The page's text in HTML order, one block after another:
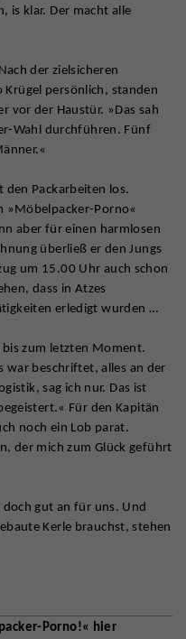
is klar. Der macht alle
der zielsicheren
persönlich, standen
vor der Haustür. »Das sah
Wahl durchführen. Fünf
den Packarbeiten los.
»Möbelpacker-Porno«
aber für einen harmlosen
überließ er den Jungs
um 15.00 Uhr auch schon
dass in Atzes
erledigt wurden …
zum letzten Moment.
war beschriftet, alles an der
sag ich nur. Das ist
Für den Kapitän
noch ein Lob parat.
der mich zum Glück geführt
gut an für uns. Und
Kerle brauchst, stehen
Porno!« hier